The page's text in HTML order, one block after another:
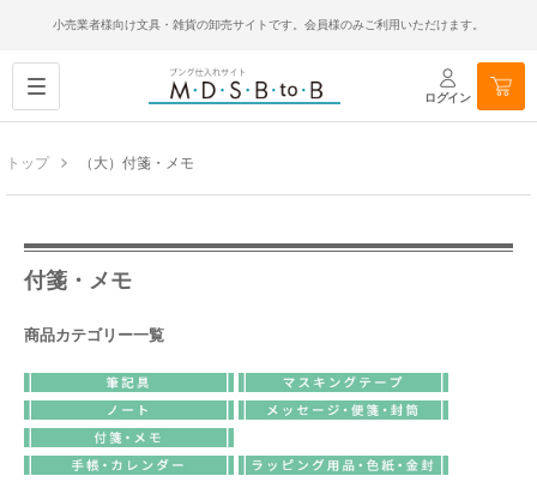
小売業者様向け文具・雑貨の卸売サイトです。会員様のみご利用いただけます。
ログイン
トップ （大）付箋・メモ
付箋・メモ
商品カテゴリー一覧